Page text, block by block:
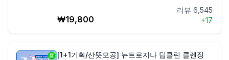
₩19,800
리뷰 6,545
+17
[1+1기획/산뜻모공] 뉴트로지나 딥클린 클렌징